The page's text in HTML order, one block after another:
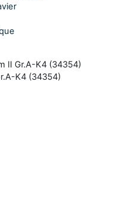
II Gr.A-K4 (34354)
K4 (34354)